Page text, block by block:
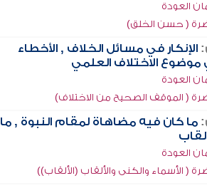
العودة
( حسن الخلق)
الإنكار في مسائل الخلاف , الأخطاء
موضوع الاختلاف العلمي
العودة
( الموقف الصحيح من الاختلاف)
ما كان فيه مضاهاة لمقام النبوة , ما
العودة
( الأسماء والكنى والألقاب (الألقاب))